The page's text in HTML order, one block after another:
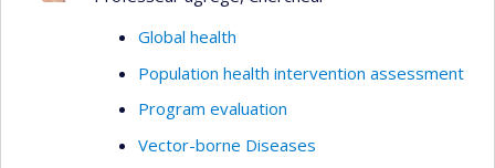
Global health
Population health intervention assessment
Program evaluation
Vector-borne Diseases